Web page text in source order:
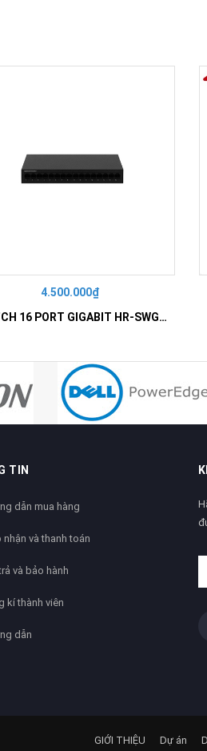
4.500.000₫
SWITCH 16 PORT GIGABIT HR-SWG00160
TIN
dẫn mua hàng
nhận và thanh toán
và bảo hành
kí thành viên
dẫn
GIỚI THIỆU Dự án